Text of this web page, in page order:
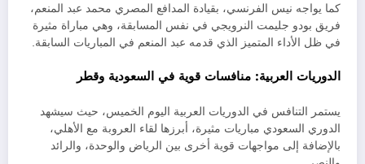
كما يواجه نيس الفرنسي، بقيادة المدافع المصري محمد عبد المنعم،
فريق بودو جليمت النرويجي في نفس المسابقة، وهي مباراة مثيرة
في ظل الأداء المتميز الذي قدمه عبد المنعم في المباريات السابقة.
الدوريات العربية: منافسات قوية في السعودية وقطر
يستمر التنافس في الدوريات العربية اليوم الخميس، حيث سيشهد
الدوري السعودي مباريات مثيرة، أبرزها لقاء العروبة مع الأهلي،
بالإضافة إلى مواجهات قوية أخرى بين الرياض والوحدة، والرائد